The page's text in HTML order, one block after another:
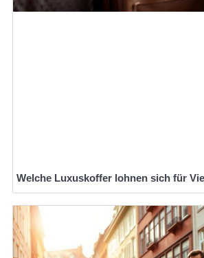
Welche Luxuskoffer lohnen sich für